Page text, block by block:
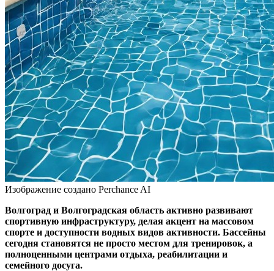
Изображение создано Perchance AI
Волгоград и Волгоградская область активно развивают
спортивную инфраструктуру, делая акцент на массовом
спорте и доступности водных видов активности. Бассейны
сегодня становятся не просто местом для тренировок, а
полноценными центрами отдыха, реабилитации и
семейного досуга.